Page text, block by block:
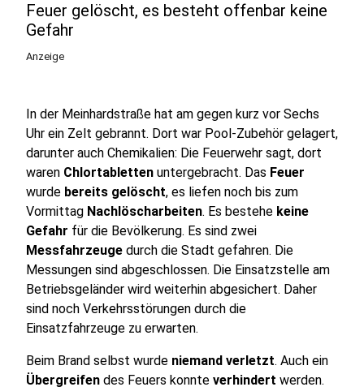
Feuer gelöscht, es besteht offenbar keine
Gefahr
Anzeige
In der Meinhardstraße hat am gegen kurz vor Sechs
Uhr ein Zelt gebrannt. Dort war Pool-Zubehör gelagert,
darunter auch Chemikalien: Die Feuerwehr sagt, dort
waren Chlortabletten untergebracht. Das Feuer
wurde bereits gelöscht, es liefen noch bis zum
Vormittag Nachlöscharbeiten. Es bestehe keine
Gefahr für die Bevölkerung. Es sind zwei
Messfahrzeuge durch die Stadt gefahren. Die
Messungen sind abgeschlossen. Die Einsatzstelle am
Betriebsgeländer wird weiterhin abgesichert. Daher
sind noch Verkehrsstörungen durch die
Einsatzfahrzeuge zu erwarten.
Beim Brand selbst wurde niemand verletzt. Auch ein
Übergreifen des Feuers konnte verhindert werden.